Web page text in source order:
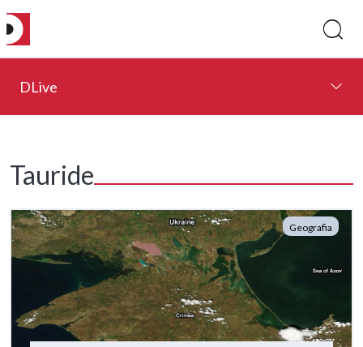
DLive
Tauride
Geografia